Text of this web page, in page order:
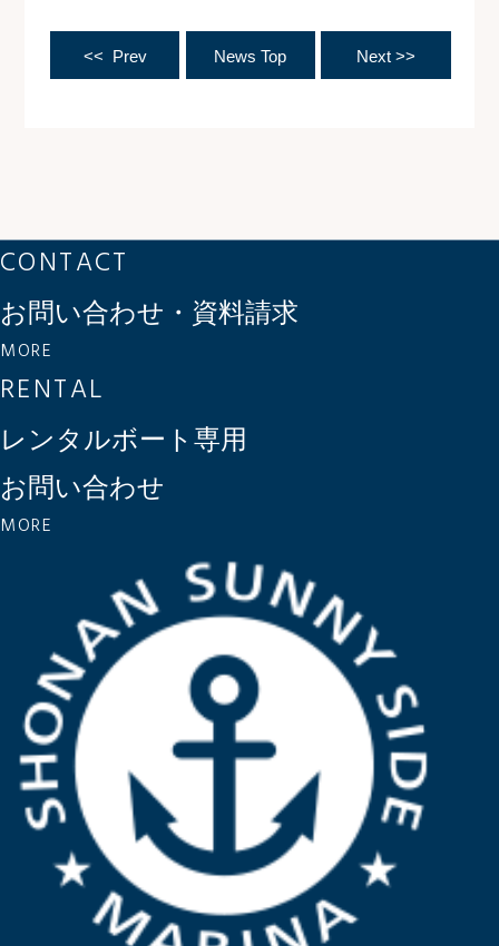
<< Prev News Top Next >>
CONTACT
お問い合わせ・資料請求
MORE
RENTAL
レンタルボート専用
お問い合わせ
MORE